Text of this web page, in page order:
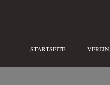
STARTSEITE VEREIN